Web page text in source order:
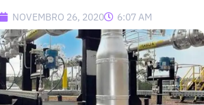
NOVEMBRO 26, 2020 6:07 AM